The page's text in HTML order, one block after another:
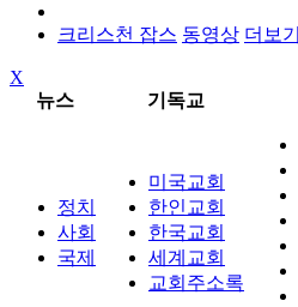
크리스천 잡스 동영상 더보기
X
뉴스
기독교
정치
사회
국제
미국교회
한인교회
한국교회
세계교회
교회주소록